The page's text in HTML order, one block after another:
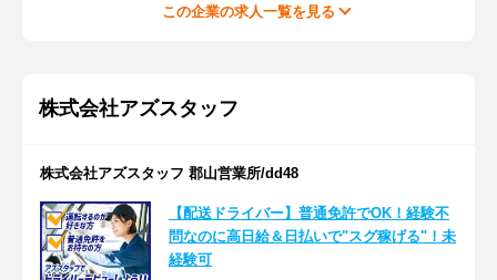
この企業の求人一覧を見る
株式会社アズスタッフ
株式会社アズスタッフ 郡山営業所/dd48
【配送ドライバー】普通免許でOK！経験不
問なのに高日給＆日払いで"スグ稼げる"！未
経験可